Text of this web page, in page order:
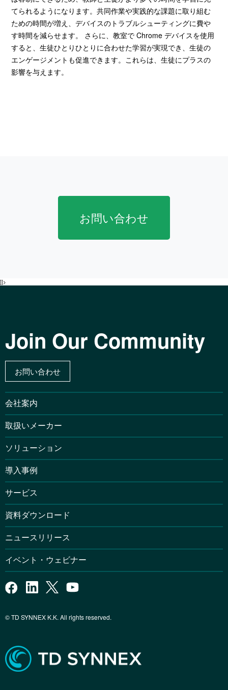
てられるようになります。共同作業や実践的な課題に取り組む
ための時間が増え、デバイスのトラブルシューティングに費や
す時間を減らせます。 さらに、教室で Chrome デバイスを使用
すると、生徒ひとりひとりに合わせた学習が実現でき、生徒の
エンゲージメントも促進できます。これらは、生徒にプラスの
影響を与えます。
お問い合わせ
]]>
Join Our Community
お問い合わせ
会社案内
取扱いメーカー
ソリューション
導入事例
サービス
資料ダウンロード
ニュースリリース
イベント・ウェビナー
© TD SYNNEX K.K. All rights reserved.